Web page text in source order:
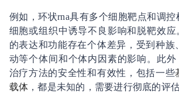
例如，环状rna具有多个细胞靶点和调控
细胞或组织中诱导不良影响和脱靶效应
的表达和功能存在个体差异，受到种族
动等个体间和个体内因素的影响。此外
治疗方法的安全性和有效性，包括一些
载体 ，都是未知的，需要进行彻底的评估